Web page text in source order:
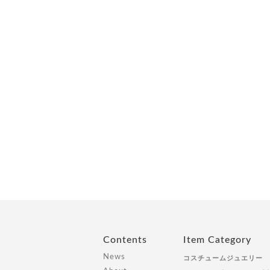
Contents
News
Item Category
コスチュームジュエリー